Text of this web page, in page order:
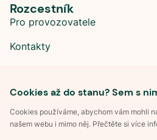
Cookies až do stanu? Sem s
Cookies používáme, abychom vám mohli
našem webu i mimo něj. Přečtěte si více
Rozcestník
Pro provozovatele
Kontakty
Sociální sítě